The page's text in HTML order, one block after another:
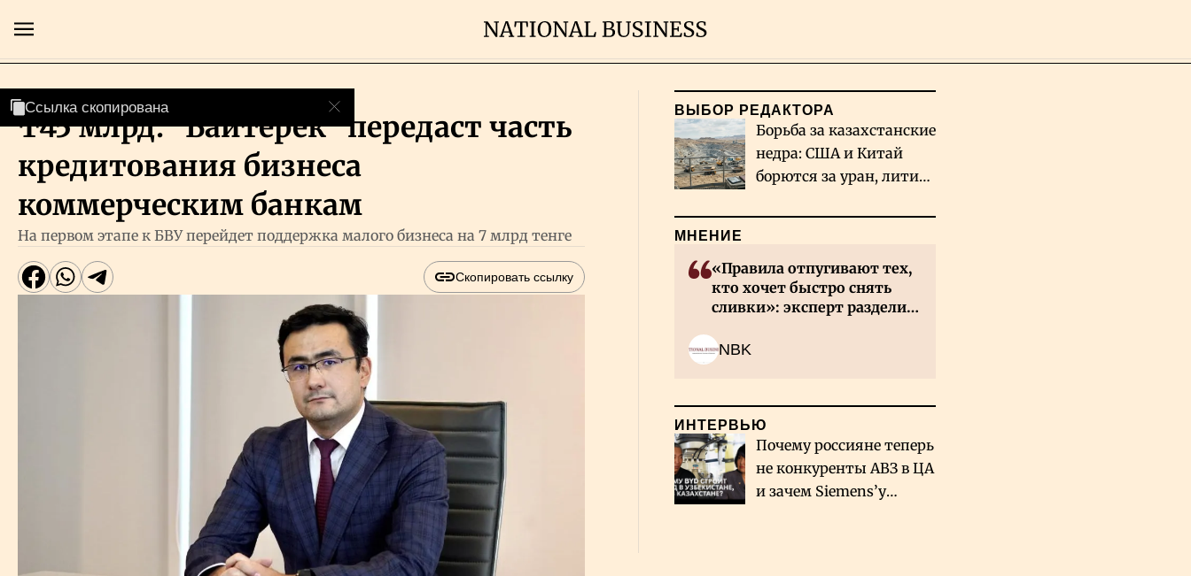
Главная
Экономика
Бизнес
Рынки
Инвестиции
₸45 млрд: "Байтерек" передаст часть
кредитования бизнеса
коммерческим банкам
На первом этапе к БВУ перейдет поддержка малого бизнеса на 7 млрд тенге
Скопировать ссылку
Ссылка скопирована ВЫБОР РЕДАКТОРА
Борьба за казахстанские
недра: США и Китай
борются за уран, литий
МНЕНИЕ
«Правила отпугивают тех,
кто хочет быстро снять
сливки»: эксперт разделил
NBK
ИНТЕРВЬЮ
Почему россияне теперь
не конкуренты АВЗ в ЦА
и зачем Siemens’у
Ссылка скопирована